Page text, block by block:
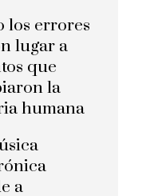
los errores
lugar a
que
la
humana
a